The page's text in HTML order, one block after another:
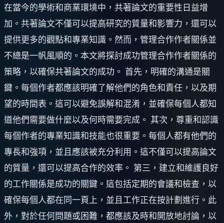
在當今的學術和商業環境中，共著論文的重要性日益增
加。共著論文不僅可以提高研究的質量和影響力，還可以
提供更多的觀點和專業知識。然而，管理合作作者關係並
不總是一帆風順的。本文將探討成功管理合作作者關係的
策略，以確保共著論文的成功。 首先，明確的溝通是關
鍵。每個作者都應該明確了解他們的角色和責任，以及期
望的時間表。這可以避免誤解和混淆，並確保每個人都知
道他們需要做什麼以及何時需要完成。 其次，尊重和認識
每個作者的專業知識和技能也很重要。每個人都有他們的
專長和強項，並且應該被充分利用。這不僅可以提高論文
的質量，還可以提高合作的效率。 第三，建立和維護良好
的工作關係是成功的關鍵。這包括定期的會議和檢查，以
確保每個人都在同一頁上，並且工作正在按計劃進行。此
外，對於任何問題或困難，都應該及時和開放地討論，以